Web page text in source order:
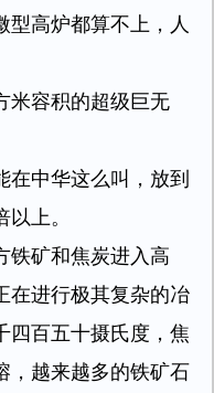
型高炉都算不上，人
米容积的超级巨无
在中华这么叫，放到
上。
铁矿和焦炭进入高
在进行极其复杂的冶
四百五十摄氏度，焦
，越来越多的铁矿石